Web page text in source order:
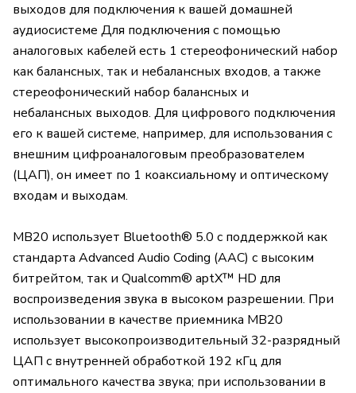
выходов для подключения к вашей домашней
аудиосистеме Для подключения с помощью
аналоговых кабелей есть 1 стереофонический набор
как балансных, так и небалансных входов, а также
стереофонический набор балансных и
небалансных выходов. Для цифрового подключения
его к вашей системе, например, для использования с
внешним цифроаналоговым преобразователем
(ЦАП), он имеет по 1 коаксиальному и оптическому
входам и выходам.
MB20 использует Bluetooth® 5.0 с поддержкой как
стандарта Advanced Audio Coding (AAC) с высоким
битрейтом, так и Qualcomm® aptX™ HD для
воспроизведения звука в высоком разрешении. При
использовании в качестве приемника MB20
использует высокопроизводительный 32-разрядный
ЦАП с внутренней обработкой 192 кГц для
оптимального качества звука; при использовании в